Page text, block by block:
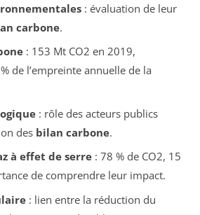
: évaluation de leur
carbone.
: 153 Mt CO2 en 2019,
de l’empreinte annuelle de la
: rôle des acteurs publics
des bilan carbone.
à effet de serre: 78 % de CO2, 15
de comprendre leur impact.
: lien entre la réduction du